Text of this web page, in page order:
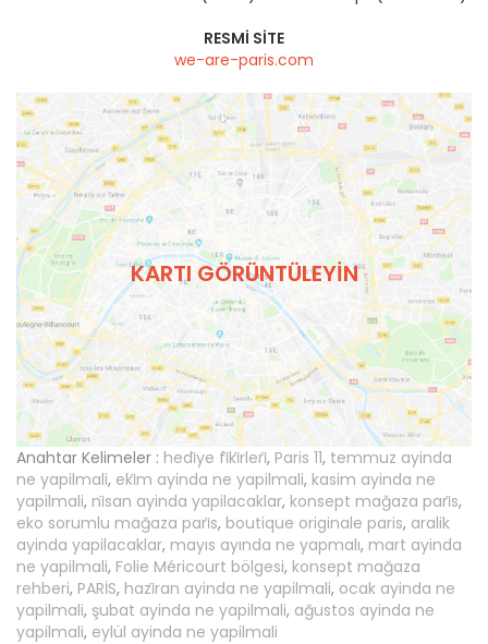
RESMI SITE
we-are-paris.com
KARTI GÖRÜNTÜLEYIN
Anahtar Kelimeler : hedi̇ye fi̇ki̇rleri̇, Paris 11, temmuz ayinda
ne yapilmali, eki̇m ayinda ne yapilmali, kasim ayinda ne
yapilmali, ni̇san ayinda yapilacaklar, konsept mağaza pari̇s,
eko sorumlu mağaza pari̇s, boutique originale paris, aralik
ayinda yapilacaklar, mayıs ayında ne yapmalı, mart ayinda
ne yapilmali, Folie Méricourt bölgesi, konsept mağaza
rehberi, PARİS, hazi̇ran ayinda ne yapilmali, ocak ayinda ne
yapilmali, şubat ayinda ne yapilmali, ağustos ayinda ne
yapilmali, eylül ayinda ne yapilmali